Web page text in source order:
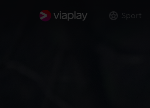
Sport